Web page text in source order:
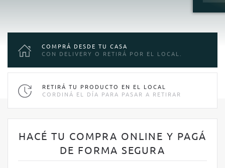
COMPRÁ DESDE TU CASA
CON DELIVERY O RETIRÁ POR EL LOCAL.
RETIRÁ TU PRODUCTO EN EL LOCAL
CORDINÁ EL DÍA PARA PASAR A RETIRAR
HACÉ TU COMPRA ONLINE Y PAGÁ
DE FORMA SEGURA